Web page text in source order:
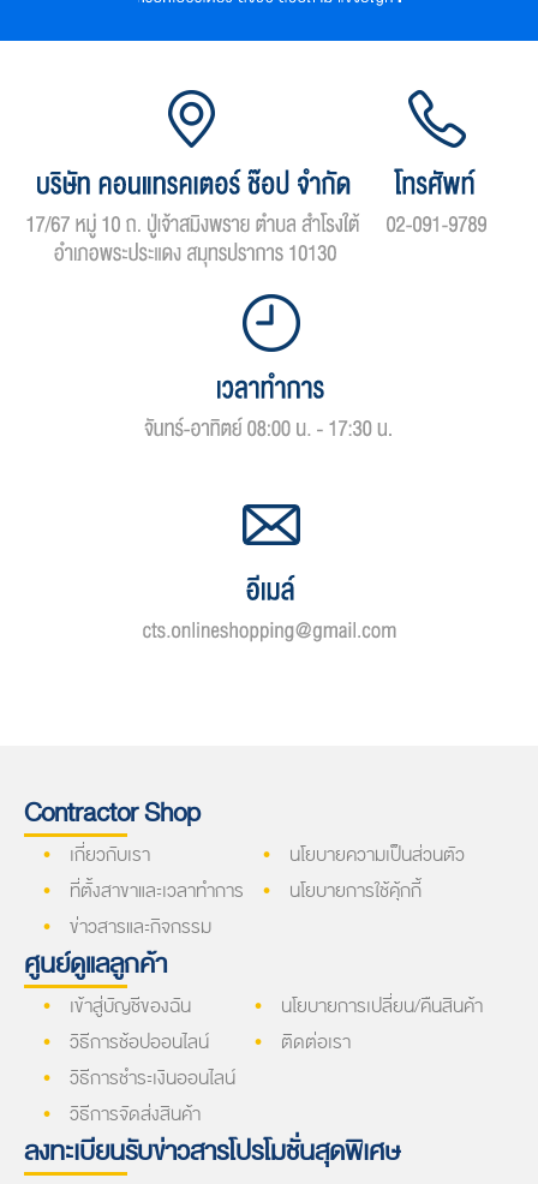
Contractor Shop
เกี่ยวกับเรา
ที่ตั้งสาขาและเวลาทำการ
ข่าวสารและกิจกรรม
นโยบายความเป็นส่วนตัว
นโยบายการใช้คุ้กกี้
ศูนย์ดูแลลูกค้า
เข้าสู่บัญชีของฉัน
วิธีการช้อปออนไลน์
วิธีการชำระเงินออนไลน์
วิธีการจัดส่งสินค้า
นโยบายการเปลี่ยน/คืนสินค้า
ติดต่อเรา
ลงทะเบียนรับข่าวสารโปรโมชั่นสุดพิเศษ